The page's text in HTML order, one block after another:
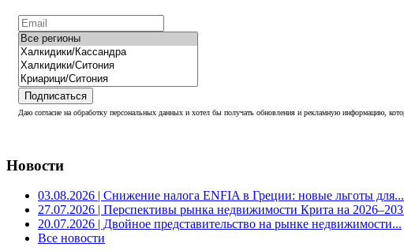
Подписаться
Даю согласие на обработку персональных данных и хотел бы получать обновления и рекламную информацию,
Новости
03.08.2026 | Снижение налога ENFIA в Греции: новые льготы для...
27.07.2026 | Перспективы рынка недвижимости Крита на
20.07.2026 | Двойное представительство на рынке недвижимости...
Все новости